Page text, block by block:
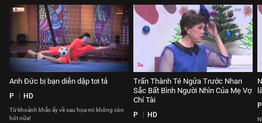
Anh Đức bị bạn diễn dập tơi tả
P HD
Từ khoảnh khắc ấy về sau họa mi không còn
hót nữa!
Trấn Thành Té Ngửa Trước Nhan
Sắc Bất Bình Người Nhìn Của Mẹ Vợ
Chí Tài
P HD
P